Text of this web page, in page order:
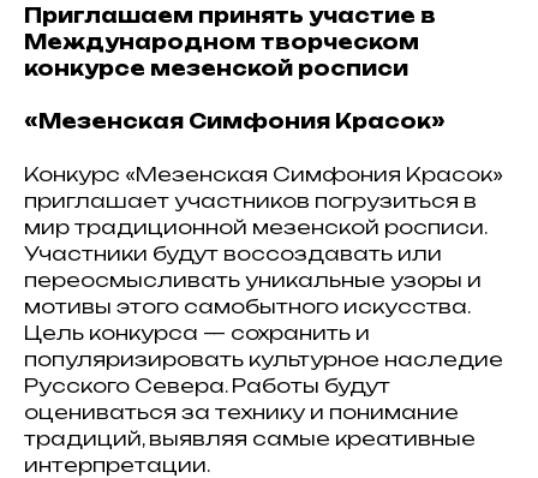
Приглашаем принять участие в
Международном творческом
конкурсе мезенской росписи
«Мезенская Симфония Красок»
Конкурс «Мезенская Симфония Красок»
приглашает участников погрузиться в
мир традиционной мезенской росписи.
Участники будут воссоздавать или
переосмысливать уникальные узоры и
мотивы этого самобытного искусства.
Цель конкурса — сохранить и
популяризировать культурное наследие
Русского Севера. Работы будут
оцениваться за технику и понимание
традиций, выявляя самые креативные
интерпретации.